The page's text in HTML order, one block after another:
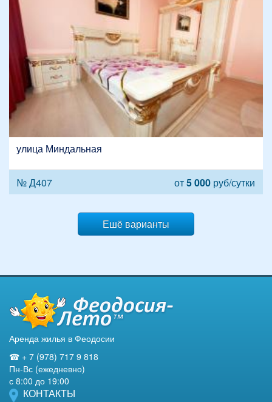
улица Миндальная
№ Д407 от5 000 руб/сутки
Ешё варианты
Аренда жилья в Феодосии
☎ + 7 (978) 717 9 818
Пн-Вс (ежедневно)
с 8:00 до 19:00
КОНТАКТЫ